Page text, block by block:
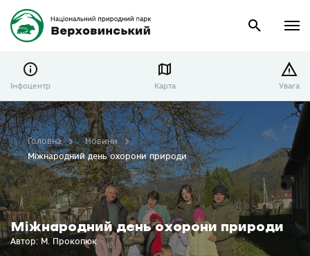
Інфоцентр Карта Увага
Міжнародний день охорони природи
Автор: М. Прокопюк
Головна
Новини
Міжнародний день охорони природи